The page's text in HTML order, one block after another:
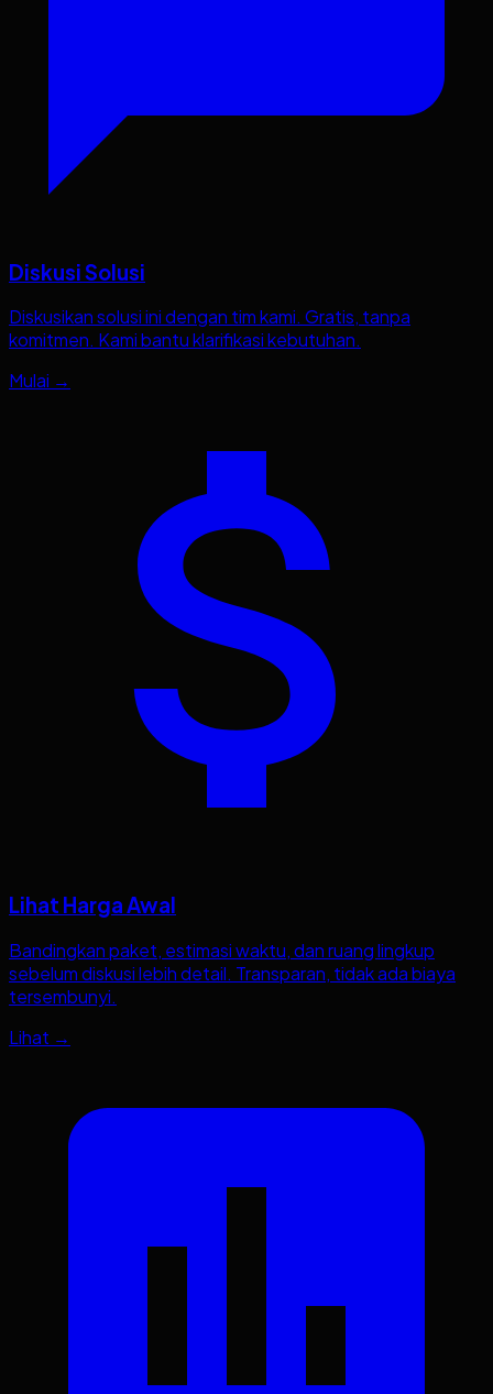
Diskusi Solusi
Diskusikan solusi ini dengan tim kami. Gratis, tanpa
komitmen. Kami bantu klarifikasi kebutuhan.
Mulai →
Lihat Harga Awal
Bandingkan paket, estimasi waktu, dan ruang lingkup
sebelum diskusi lebih detail. Transparan, tidak ada biaya
tersembunyi.
Lihat →